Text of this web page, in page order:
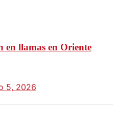
en llamas en Oriente
5, 2026